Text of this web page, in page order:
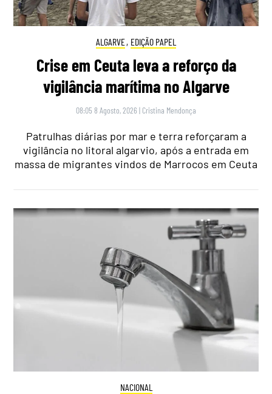
ALGARVE, EDIÇÃO PAPEL
Crise em Ceuta leva a reforço da
vigilância marítima no Algarve
08:05 8 Agosto, 2026 | Cristina Mendonça
Patrulhas diárias por mar e terra reforçaram a
vigilância no litoral algarvio, após a entrada em
massa de migrantes vindos de Marrocos em Ceuta
NACIONAL